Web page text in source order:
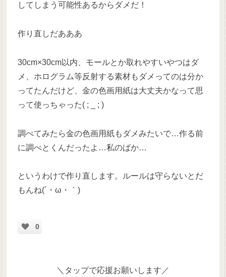
してしまう可能性あるからダメだ！
作り直しだあああ
30cm×30cm以内、モールとか取れやすいやつはダ
メ、ホログラム等反射する素材もダメってのは分か
ってたんだけど、金の色画用紙は大丈夫かなって思
って使っちゃった( ; _ ; )
調べてみたら金の色画用紙もダメみたいで…作る前
に調べとくんだったよ…私のばか…
というわけで作り直します。ルールは守らないとだ
もんね(´・ω・｀)
0
＼タップで応援お願いします／